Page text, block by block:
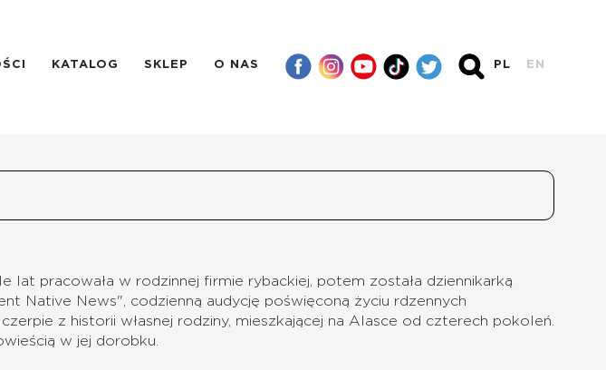
KATALOG SKLEP O NAS PL EN
lat pracowała w rodzinnej firmie rybackiej, potem została dziennikarką
Native News", codzienną audycję poświęconą życiu rdzennych
z historii własnej rodziny, mieszkającej na Alasce od czterech pokoleń.
w jej dorobku.